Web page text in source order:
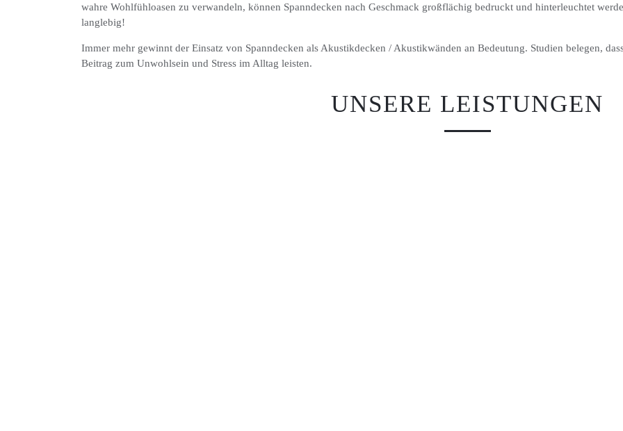
wahre Wohlfühloasen zu verwandeln, können Spanndecken nach Geschmack großflächig bedruckt und hinterleuchtet
langlebig!
Immer mehr gewinnt der Einsatz von Spanndecken als Akustikdecken / Akustikwänden an Bedeutung. Studien belegen,
Beitrag zum Unwohlsein und Stress im Alltag leisten.
UNSERE LEISTUNGEN